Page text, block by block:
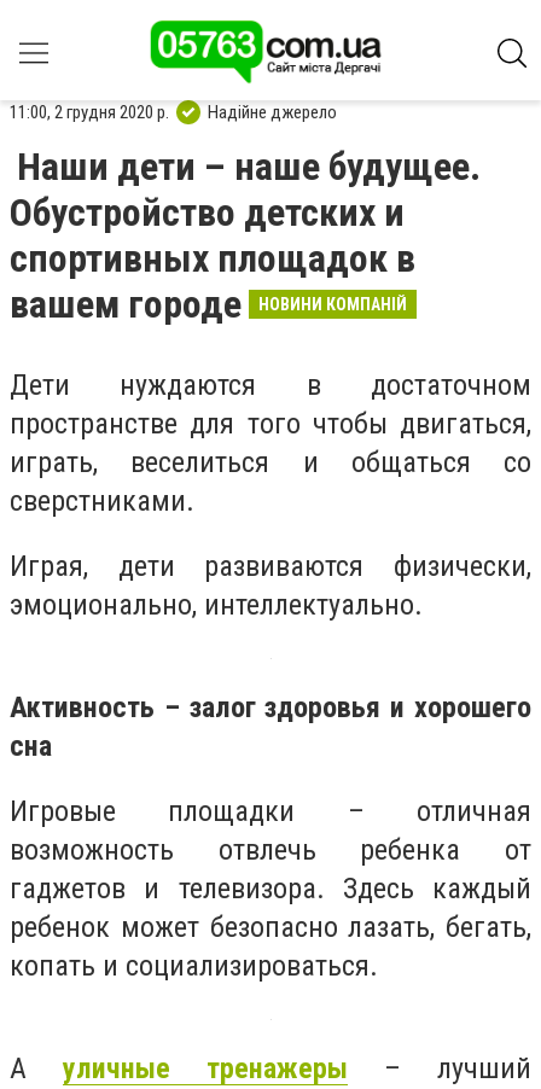
11:00, 2 грудня 2020 р. Надійне джерело
Наши дети – наше будущее.
Обустройство детских и
спортивных площадок в
вашем городе
НОВИНИ КОМПАНІЙ
Дети нуждаются в достаточном
пространстве для того чтобы двигаться,
играть, веселиться и общаться со
сверстниками.
Играя, дети развиваются физически,
эмоционально, интеллектуально.
Активность – залог здоровья и хорошего
сна
Игровые площадки – отличная
возможность отвлечь ребенка от
гаджетов и телевизора. Здесь каждый
ребенок может безопасно лазать, бегать,
копать и социализироваться.
А уличные тренажеры – лучший